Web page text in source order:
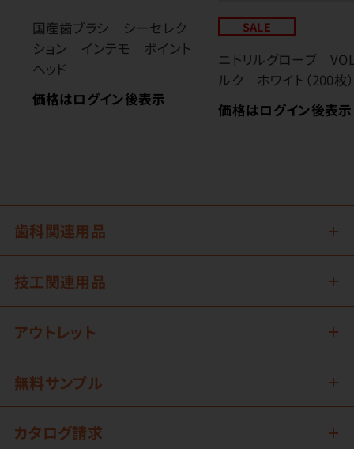
国産歯ブラシ シーセレク
ション インテモ ポイント
ヘッド
価格はログイン後表示
SALE
ニトリルグローブ
ルク ホワイト（200枚
価格はログイン後表示
歯科関連用品
技工関連用品
アウトレット
無料サンプル
カタログ請求